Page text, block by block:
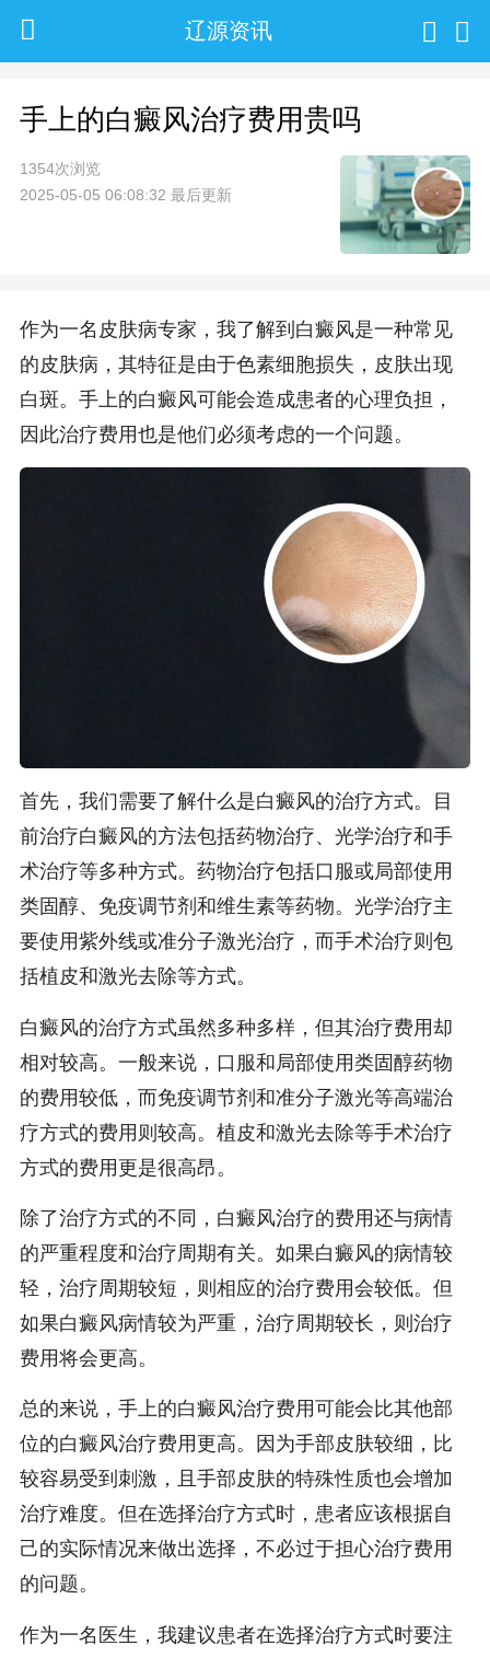
辽源资讯
手上的白癜风治疗费用贵吗
1354次浏览
2025-05-05 06:08:32 最后更新
作为一名皮肤病专家，我了解到白癜风是一种常见
的皮肤病，其特征是由于色素细胞损失，皮肤出现
白斑。手上的白癜风可能会造成患者的心理负担，
因此治疗费用也是他们必须考虑的一个问题。
首先，我们需要了解什么是白癜风的治疗方式。目
前治疗白癜风的方法包括药物治疗、光学治疗和手
术治疗等多种方式。药物治疗包括口服或局部使用
类固醇、免疫调节剂和维生素等药物。光学治疗主
要使用紫外线或准分子激光治疗，而手术治疗则包
括植皮和激光去除等方式。
白癜风的治疗方式虽然多种多样，但其治疗费用却
相对较高。一般来说，口服和局部使用类固醇药物
的费用较低，而免疫调节剂和准分子激光等高端治
疗方式的费用则较高。植皮和激光去除等手术治疗
方式的费用更是很高昂。
除了治疗方式的不同，白癜风治疗的费用还与病情
的严重程度和治疗周期有关。如果白癜风的病情较
轻，治疗周期较短，则相应的治疗费用会较低。但
如果白癜风病情较为严重，治疗周期较长，则治疗
费用将会更高。
总的来说，手上的白癜风治疗费用可能会比其他部
位的白癜风治疗费用更高。因为手部皮肤较细，比
较容易受到刺激，且手部皮肤的特殊性质也会增加
治疗难度。但在选择治疗方式时，患者应该根据自
己的实际情况来做出选择，不必过于担心治疗费用
的问题。
作为一名医生，我建议患者在选择治疗方式时要注